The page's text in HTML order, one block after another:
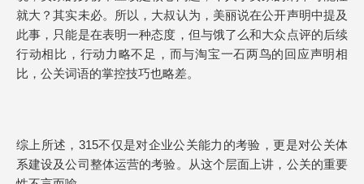
就大？其实未必。所以，大叔认为，美丽说在公开声明中提及
此事，只能是在表明一种态度，但与饿了么和大众点评的后续
行动相比，行动力略不足，而与淘宝一石两鸟的回应声明相
比，公关词语的掌控技巧也略差。
综上所述，315不仅是对企业公关能力的考验，更是对公关体
系建设及公司整体运营的考验。从这个层面上讲，公关的重要